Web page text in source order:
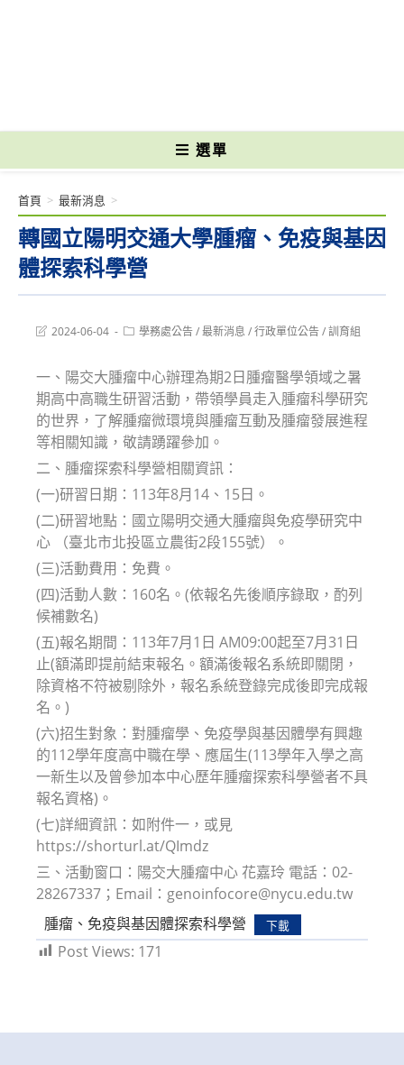
選單
轉國立陽明交通大學腫瘤、免疫與基因
體探索科學營
首頁 > 最新消息 >
Post2024-06-04
Post學務處公告/最新消息 /行政單位公告/訓育組
一、陽交大腫瘤中心辦理為期2日腫瘤醫學領域之暑
期高中高職生研習活動，帶領學員走入腫瘤科學研究
的世界，了解腫瘤微環境與腫瘤互動及腫瘤發展進程
等相關知識，敬請踴躍參加。
二、腫瘤探索科學營相關資訊：
(一)研習日期：113年8月14、15日。
(二)研習地點：國立陽明交通大腫瘤與免疫學研究中
心 （臺北市北投區立農街2段155號）。
(三)活動費用：免費。
(四)活動人數：160名。(依報名先後順序錄取，酌列
候補數名)
(五)報名期間：113年7月1日 AM09:00起至7月31日
止(額滿即提前結束報名。額滿後報名系統即關閉，
除資格不符被剔除外，報名系統登錄完成後即完成報
名。)
(六)招生對象：對腫瘤學、免疫學與基因體學有興趣
的112學年度高中職在學、應屆生(113學年入學之高
一新生以及曾參加本中心歷年腫瘤探索科學營者不具
報名資格)。
(七)詳細資訊：如附件一，或見
https://shorturl.at/QImdz
三、活動窗口：陽交大腫瘤中心 花嘉玲 電話：02-
28267337；Email：genoinfocore@nycu.edu.tw
腫瘤、免疫與基因體探索科學營
下載
Post Views: 171